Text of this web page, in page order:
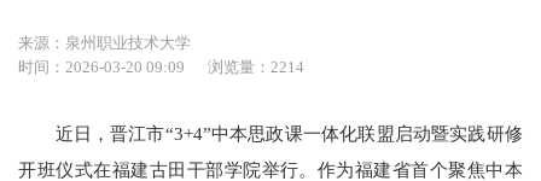
来源：泉州职业技术大学
时间：2026-03-20 09:09
浏览量：2214
近日，晋江市“3+4”中本思政课一体化联盟启动暨实践研修
开班仪式在福建古田干部学院举行。作为福建省首个聚焦中本